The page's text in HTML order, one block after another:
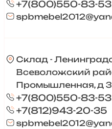
+7(800)550-83-53
Склад -
Всеволожский
Промышленная, д 3
+7(800)550-83-53
+7(812)943-20-35